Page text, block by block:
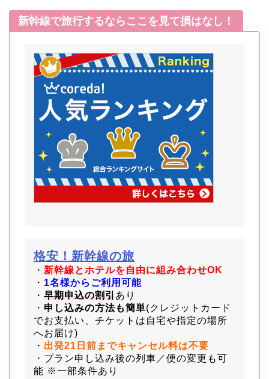
新幹線で旅行するならここを見て損はなし！
格安！新幹線の旅
・ 新幹線とホテルを自由に組み合わせOK
・ 1名様からご利用可能
・ 早期申込の割引 あり
・ 申し込みの方法も簡単(クレジットカード
でお支払い、チケットは自宅や指定の場所
へお届け)
・ 出発21日前までキャンセル料は不要
・プラン申し込み後の列車／便の変更も可
能 ※一部条件あり